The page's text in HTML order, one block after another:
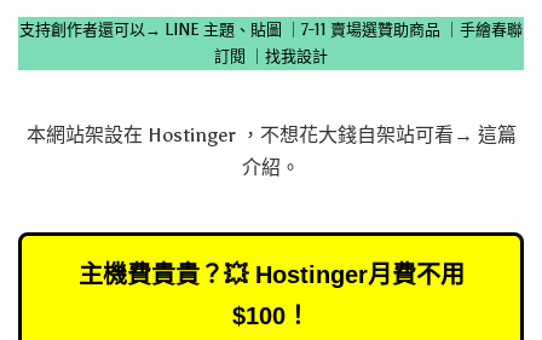
支持創作者還可以→ LINE 主題、貼圖 7-11 賣場選贊助商品
手繪春聯
訂閱
找我設計
本網站架設在 Hostinger，不想花大錢自架站可看→ 這篇
介紹 。
主機費貴貴？💥 Hostinger月費不用
$100！